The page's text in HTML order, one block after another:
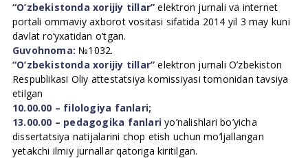
“O’zbekistonda xorijiy tillar” elektron jurnali va internet
portali ommaviy axborot vositasi sifatida 2014 yil 3 may kuni
davlat ro’yxatidan o’tgan.
Guvohnoma: №1032.
“O’zbekistonda xorijiy tillar” elektron jurnali O’zbekiston
Respublikasi Oliy attestatsiya komissiyasi tomonidan tavsiya
etilgan
10.00.00 – filologiya fanlari;
13.00.00 – pedagogika fanlari yo’nalishlari bo’yicha
dissertatsiya natijalarini chop etish uchun mo’ljallangan
yetakchi ilmiy jurnallar qatoriga kiritilgan.